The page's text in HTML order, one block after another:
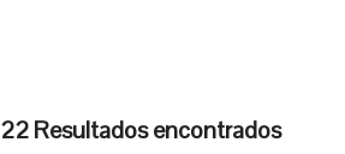
22 Resultados encontrados